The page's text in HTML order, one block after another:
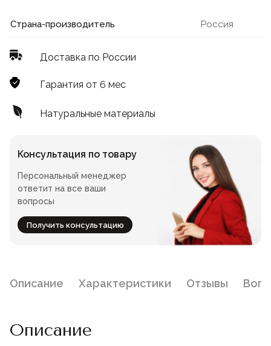
Страна-производитель Россия
Доставка по России
Гарантия от 6 мес
Натуральные материалы
Консультация по товару
Персональный менеджер
ответит на все ваши
вопросы
Получить консультацию
Описание Характеристики Отзывы
Описание
Лофт
Квадратные
Для гостиниц
Для летнего кафе
Лофт